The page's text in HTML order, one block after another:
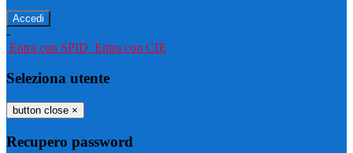
-
Entra con SPID Entra con CIE
Seleziona utente
button close ×
Recupero password